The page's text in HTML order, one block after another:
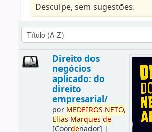
Desculpe, sem sugestões.
Direito dos
negócios
aplicado: do
direito
empresarial/
por MEDEIROS NETO,
Elias Marques de
[Coordenador] |